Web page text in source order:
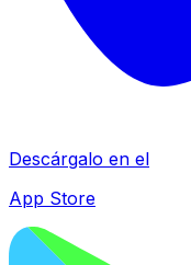
Descárgalo en el
App Store